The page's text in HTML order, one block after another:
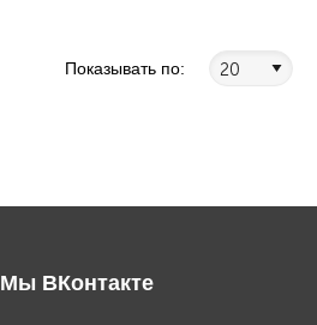
Показывать по:
Мы ВКонтакте